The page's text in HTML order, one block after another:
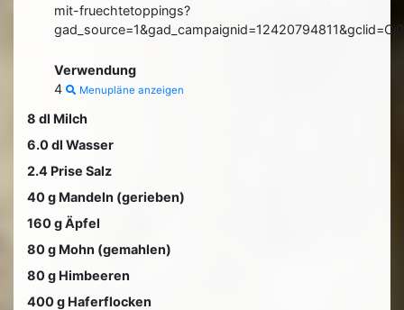
mit-fruechtetoppings?
Verwendung
4
Menupläne anzeigen
8 dl Milch
6.0 dl Wasser
2.4 Prise Salz
40 g Mandeln (gerieben)
160 g Äpfel
80 g Mohn (gemahlen)
80 g Himbeeren
400 g Haferflocken